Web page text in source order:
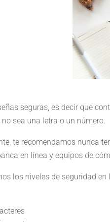
seguras, es decir que
sea una letra o un número.
te recomendamos nunca
en línea y equipos de
los niveles de seguridad en